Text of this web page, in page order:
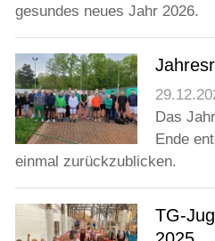
gesundes neues Jahr 2026.
Das
Ende
einmal zurückzublicken.
TG-